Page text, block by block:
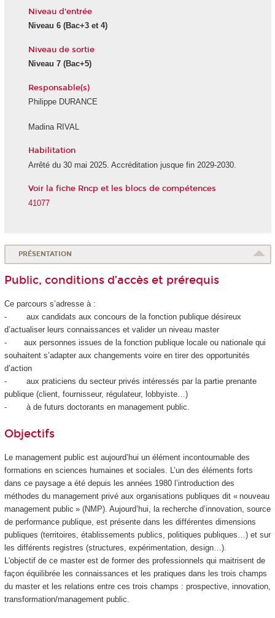
Niveau d'entrée
Niveau 6(Bac+3 et 4)
Niveau de sortie
Niveau 7(Bac+5)
Responsable(s)
Philippe DURANCE
Madina RIVAL
Habilitation
Arrêté du 30 mai 2025. Accréditation jusque fin 2029-2030.
Voir la fiche Rncp et les blocs de compétences
41077
PRÉSENTATION
Public, conditions d’accès et prérequis
Ce parcours s’adresse à :
- aux candidats aux concours de la fonction publique désireux
d’actualiser leurs connaissances et valider un niveau master
- aux personnes issues de la fonction publique locale ou nationale qui
souhaitent s’adapter aux changements voire en tirer des opportunités
d’action
- aux praticiens du secteur privés intéressés par la partie prenante
publique (client, fournisseur, régulateur, lobbyiste…)
- à de futurs doctorants en management public.
Objectifs
Le management public est aujourd’hui un élément incontournable des
formations en sciences humaines et sociales. L’un des éléments forts
dans ce paysage a été depuis les années 1980 l’introduction des
méthodes du management privé aux organisations publiques dit « nouveau
management public » (NMP). Aujourd’hui, la recherche d’innovation, source
de performance publique, est présente dans les différentes dimensions
publiques (territoires, établissements publics, politiques publiques…) et sur
les différents registres (structures, expérimentation, design…).
L'objectif de ce master est de former des professionnels qui maitrisent de
façon équilibrée les connaissances et les pratiques dans les trois champs
du master et les relations entre ces trois champs : prospective, innovation,
transformation/management public.